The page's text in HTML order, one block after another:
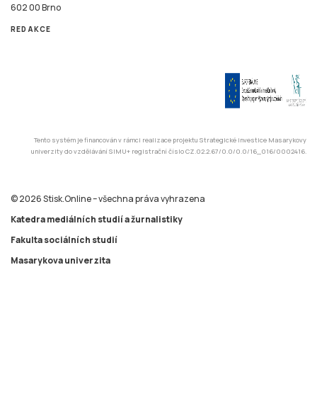
602 00 Brno
REDAKCE
Tento systém je financován v rámci realizace projektu Strategické investice Masarykovy
univerzity do vzdělávání SIMU+ registrační číslo CZ.02.2.67/0.0/0.0/16_016/0002416.
© 2026 Stisk.Online – všechna práva vyhrazena
Katedra mediálních studií a žurnalistiky
Fakulta sociálních studií
Masarykova univerzita